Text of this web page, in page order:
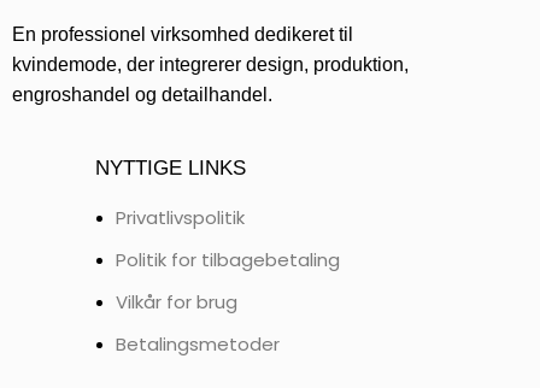
En professionel virksomhed dedikeret til
kvindemode, der integrerer design, produktion,
engroshandel og detailhandel.
NYTTIGE LINKS
Privatlivspolitik
Politik for tilbagebetaling
Vilkår for brug
Betalingsmetoder